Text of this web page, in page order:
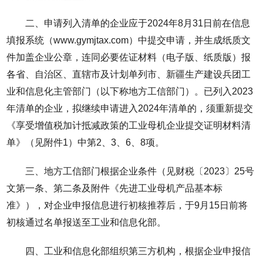
二、申请列入清单的企业应于2024年8月31日前在信息
填报系统（www.gymjtax.com）中提交申请，并生成纸质文
件加盖企业公章，连同必要佐证材料（电子版、纸质版）报
各省、自治区、直辖市及计划单列市、新疆生产建设兵团工
业和信息化主管部门（以下称地方工信部门）。已列入2023
年清单的企业，拟继续申请进入2024年清单的，须重新提交
《享受增值税加计抵减政策的工业母机企业提交证明材料清
单》（见附件1）中第2、3、6、8项。
三、地方工信部门根据企业条件（见财税〔2023〕25号
文第一条、第二条及附件《先进工业母机产品基本标
准》），对企业申报信息进行初核推荐后，于9月15日前将
初核通过名单报送至工业和信息化部。
四、工业和信息化部组织第三方机构，根据企业申报信